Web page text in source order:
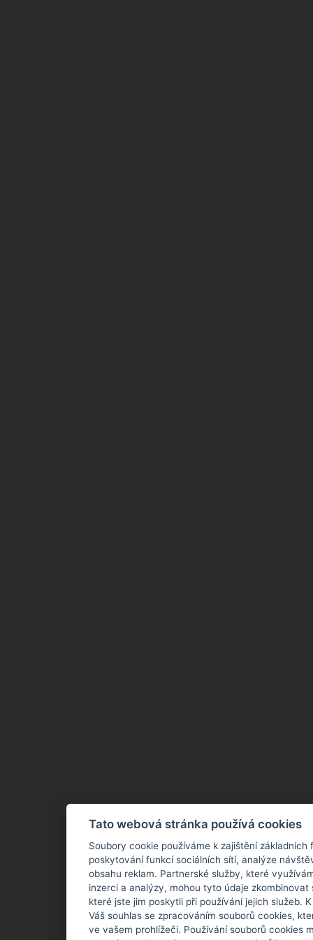
Tato webová stránka používá cookies
Soubory cookie používáme k zajištění základních
poskytování funkcí sociálních sítí, analýze
obsahu reklam. Partnerské služby, které
inzerci a analýzy, mohou tyto údaje zkombinovat
které jste jim poskytli při používání jejich služeb.
Váš souhlas se zpracováním souborů cookies,
ve vašem prohlížeči. Používání souborů cookies